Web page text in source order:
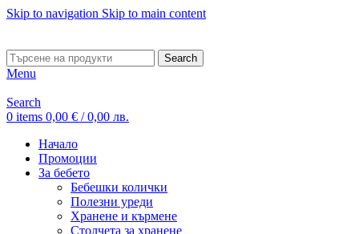
Skip to navigation Skip to main content
Search
Menu
Search
0 items 0,00 € / 0,00 лв.
Начало
Промоции
За бебето
Бебешки колички
Полезни уреди
Хранене и кърмене
Столчета за хранене